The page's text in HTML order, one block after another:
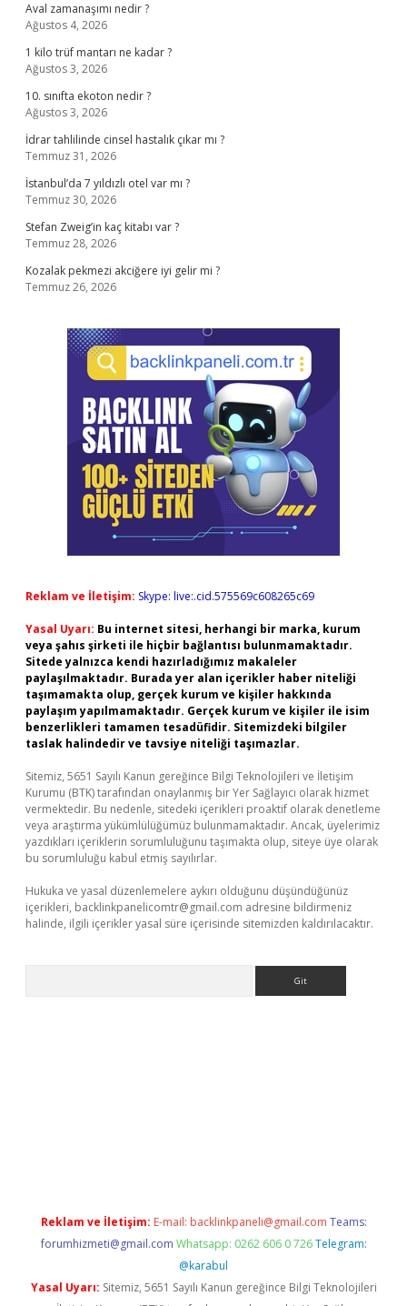
Aval zamanaşımı nedir ?
Ağustos 4, 2026
1 kilo trüf mantarı ne kadar ?
Ağustos 3, 2026
10. sınıfta ekoton nedir ?
Ağustos 3, 2026
İdrar tahlilinde cinsel hastalık çıkar mı ?
Temmuz 31, 2026
İstanbul’da 7 yıldızlı otel var mı ?
Temmuz 30, 2026
Stefan Zweig’in kaç kitabı var ?
Temmuz 28, 2026
Kozalak pekmezi akciğere iyi gelir mi ?
Temmuz 26, 2026
Reklam ve İletişim: Skype: live:.cid.575569c608265c69
Yasal Uyarı: Bu internet sitesi, herhangi bir marka, kurum
veya şahıs şirketi ile hiçbir bağlantısı bulunmamaktadır.
Sitede yalnızca kendi hazırladığımız makaleler
paylaşılmaktadır. Burada yer alan içerikler haber niteliği
taşımamakta olup, gerçek kurum ve kişiler hakkında
paylaşım yapılmamaktadır. Gerçek kurum ve kişiler ile isim
benzerlikleri tamamen tesadüfidir. Sitemizdeki bilgiler
taslak halindedir ve tavsiye niteliği taşımazlar.
Sitemiz, 5651 Sayılı Kanun gereğince Bilgi Teknolojileri ve İletişim
Kurumu (BTK) tarafından onaylanmış bir Yer Sağlayıcı olarak hizmet
vermektedir. Bu nedenle, sitedeki içerikleri proaktif olarak denetleme
veya araştırma yükümlülüğümüz bulunmamaktadır. Ancak, üyelerimiz
yazdıkları içeriklerin sorumluluğunu taşımakta olup, siteye üye olarak
bu sorumluluğu kabul etmiş sayılırlar.
Hukuka ve yasal düzenlemelere aykırı olduğunu düşündüğünüz
içerikleri, backlinkpanelicomtr@gmail.com adresine bildirmeniz
halinde, ilgili içerikler yasal süre içerisinde sitemizden kaldırılacaktır.
Reklam ve İletişim: E-mail: backlinkpaneli@gmail.com Teams:
forumhizmeti@gmail.com Whatsapp: 0262 606 0 726 Telegram:
@karabul
Yasal Uyarı: Sitemiz, 5651 Sayılı Kanun gereğince Bilgi Teknolojileri